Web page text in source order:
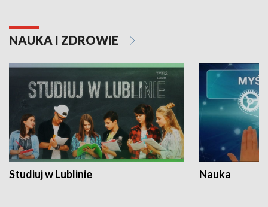
NAUKA I ZDROWIE
Studiuj w Lublinie Nauka